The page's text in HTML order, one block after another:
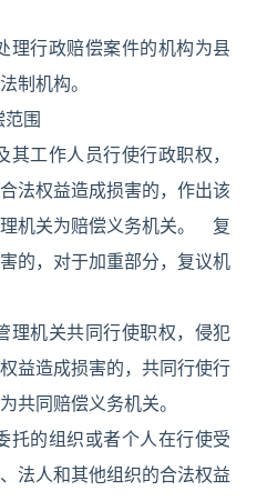
理行政赔偿案件的机构为县
制机构。
围
工作人员行使行政职权，
法权益造成损害的，作出该
机关为赔偿义务机关。 复
的，对于加重部分，复议机
理机关共同行使职权，侵犯
益造成损害的，共同行使行
共同赔偿义务机关。
托的组织或者个人在行使受
法人和其他组织的合法权益